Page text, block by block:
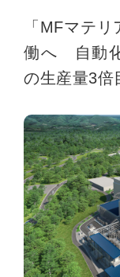
「MFマテ
働へ 自動
の生産量3倍